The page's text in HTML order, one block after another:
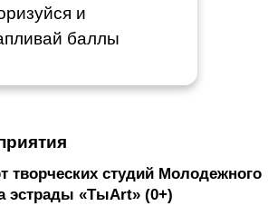
и
баллы
творческих студий Молодежного
эстрады «ТыArt» (0+)